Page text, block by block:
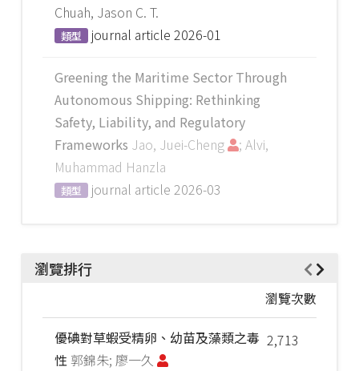
Chuah, Jason C. T.
類型 journal article 2026-01
Greening the Maritime Sector Through
Autonomous Shipping: Rethinking
Safety, Liability, and Regulatory
Frameworks Jao, Juei-Cheng
; Alvi,
Muhammad Hanzla
類型 journal article 2026-03
瀏覽排行
瀏覽次數
2,713
優碘對草蝦受精卵、幼苗及藻類之毒
性 郭錦朱; 廖一久